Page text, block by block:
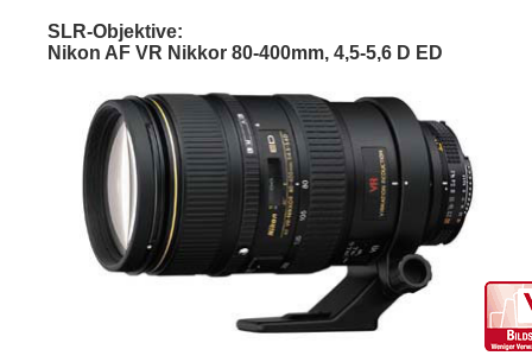
SLR-Objektive:
Nikon AF VR Nikkor 80-400mm, 4,5-5,6 D ED